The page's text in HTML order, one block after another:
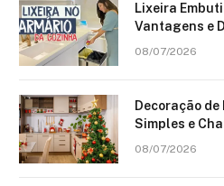
Lixeira
Vantagens e
08/07/2026
Decoração
Simples e
08/07/2026